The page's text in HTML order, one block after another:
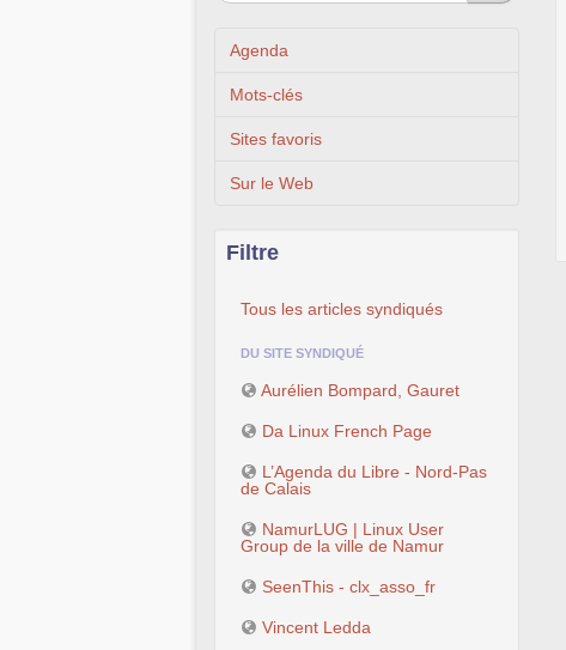
Agenda
Mots-clés
Sites favoris
Sur le Web
Filtre
Tous les articles syndiqués
DU SITE SYNDIQUÉ
Aurélien Bompard, Gauret
Da Linux French Page
L’Agenda du Libre - Nord-Pas
de Calais
NamurLUG | Linux User
Group de la ville de Namur
SeenThis - clx_asso_fr
Vincent Ledda